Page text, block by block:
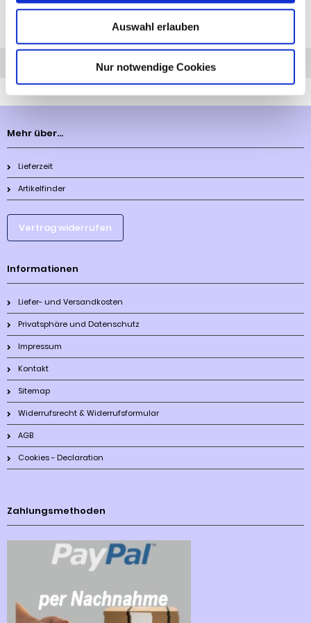
Auswahl erlauben
Nur notwendige Cookies
Anrufen AHK-Finder
Mehr über...
Lieferzeit
Artikelfinder
Vertrag widerrufen
Informationen
Liefer- und Versandkosten
Privatsphäre und Datenschutz
Impressum
Kontakt
Sitemap
Widerrufsrecht & Widerrufsformular
AGB
Cookies - Declaration
Zahlungsmethoden